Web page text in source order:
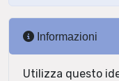
Informazioni
Utilizza questo